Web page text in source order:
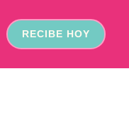
RECIBE HOY